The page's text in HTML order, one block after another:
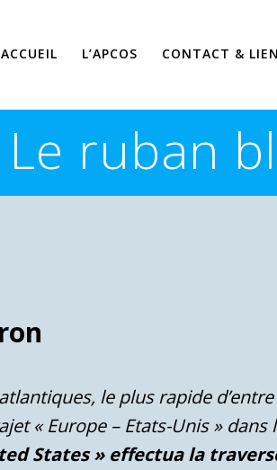
ACCUEIL L’APCOS CONTACT &
Le ruban
le plus rapide
« Europe – Etats-Unis » dans
States » effectua la